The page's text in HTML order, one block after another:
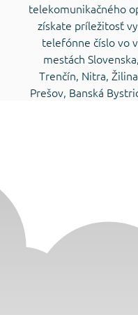
telekomunikačného
získate príležitosť
telefónne číslo vo
mestách
Trenčín, Nitra,
Prešov, Banská